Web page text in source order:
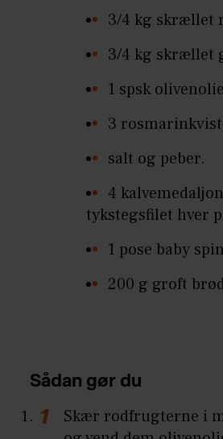
3/4 kg skrællet
3/4 kg skrællet
1 spsk olivenolie
3
salt og peber.
4
tykstegsfilet hver
1 pose baby
200 g groft
Sådan gør du
Skær rodfrugterne i